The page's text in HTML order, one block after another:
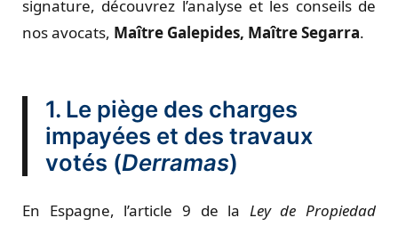
signature, découvrez l’analyse et les conseils de
nos avocats, Maître Galepides, Maître Segarra.
1. Le piège des charges
impayées et des travaux
votés (Derramas)
En Espagne, l’article 9 de la Ley de Propiedad